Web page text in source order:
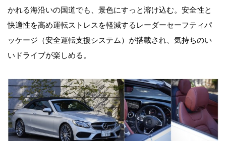
かれる海沿いの国道でも、景色にすっと溶け込む。安全性と
快適性を高め運転ストレスを軽減するレーダーセーフティパ
ッケージ（安全運転支援システム）が搭載され、気持ちのい
いドライブが楽しめる。